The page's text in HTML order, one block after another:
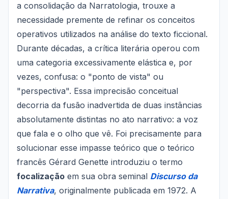
a consolidação da Narratologia, trouxe a
necessidade premente de refinar os conceitos
operativos utilizados na análise do texto ficcional.
Durante décadas, a crítica literária operou com
uma categoria excessivamente elástica e, por
vezes, confusa: o "ponto de vista" ou
"perspectiva". Essa imprecisão conceitual
decorria da fusão inadvertida de duas instâncias
absolutamente distintas no ato narrativo: a voz
que fala e o olho que vê. Foi precisamente para
solucionar esse impasse teórico que o teórico
francês Gérard Genette introduziu o termo
focalização em sua obra seminal Discurso da
Narrativa, originalmente publicada em 1972. A